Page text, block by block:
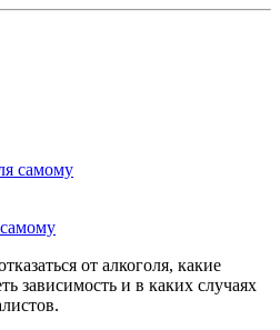
самому
от алкоголя, какие
зависимость и в каких случаях